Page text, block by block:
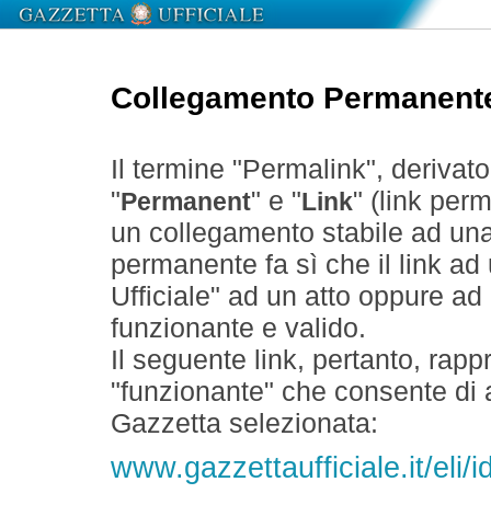
Collegamento
Il termine "Permalink",
" Permanent" e " Link" (link
un collegamento stabile ad
permanente fa sì che il link
Ufficiale" ad un atto oppure
funzionante e valido.
Il seguente link, pertanto,
"funzionante" che consente
Gazzetta selezionata:
www.gazzettaufficiale.it/eli/